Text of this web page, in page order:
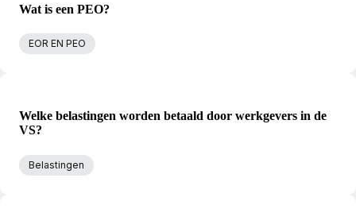
Wat is een PEO?
EOR EN PEO
Welke belastingen worden betaald door werkgevers in de
VS?
Belastingen